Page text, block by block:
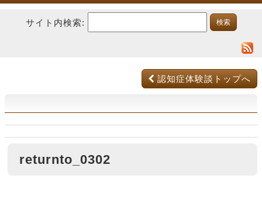
サイト内検索:
認知症体験談トップへ
returnto_0302